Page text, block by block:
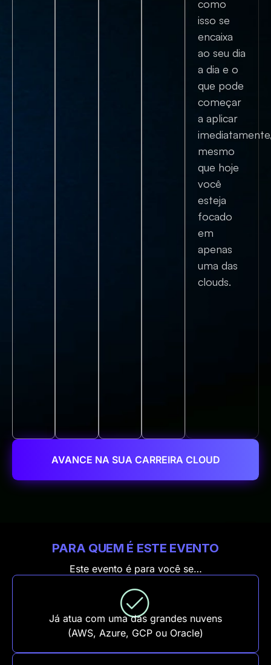
como
isso se
encaixa
ao seu dia
a dia e o
que pode
começar
a aplicar
mesmo
que hoje
você
esteja
focado
em
apenas
uma das
clouds.
AVANCE NA SUA CARREIRA CLOUD
PARA QUEM É ESTE EVENTO
Este evento é para você se…
Já atua com uma das grandes nuvens
(AWS, Azure, GCP ou Oracle)